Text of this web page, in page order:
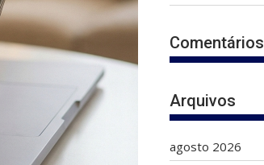
Comentários
Arquivos
agosto 2026